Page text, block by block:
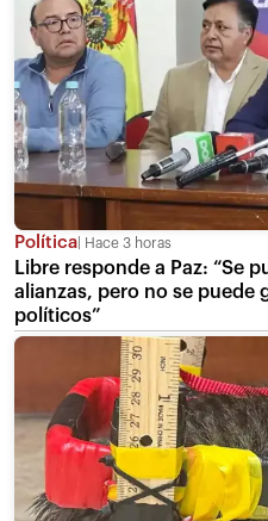
Política Hace 3 horas
Libre responde a Paz: “Se
alianzas, pero no se puede
políticos”